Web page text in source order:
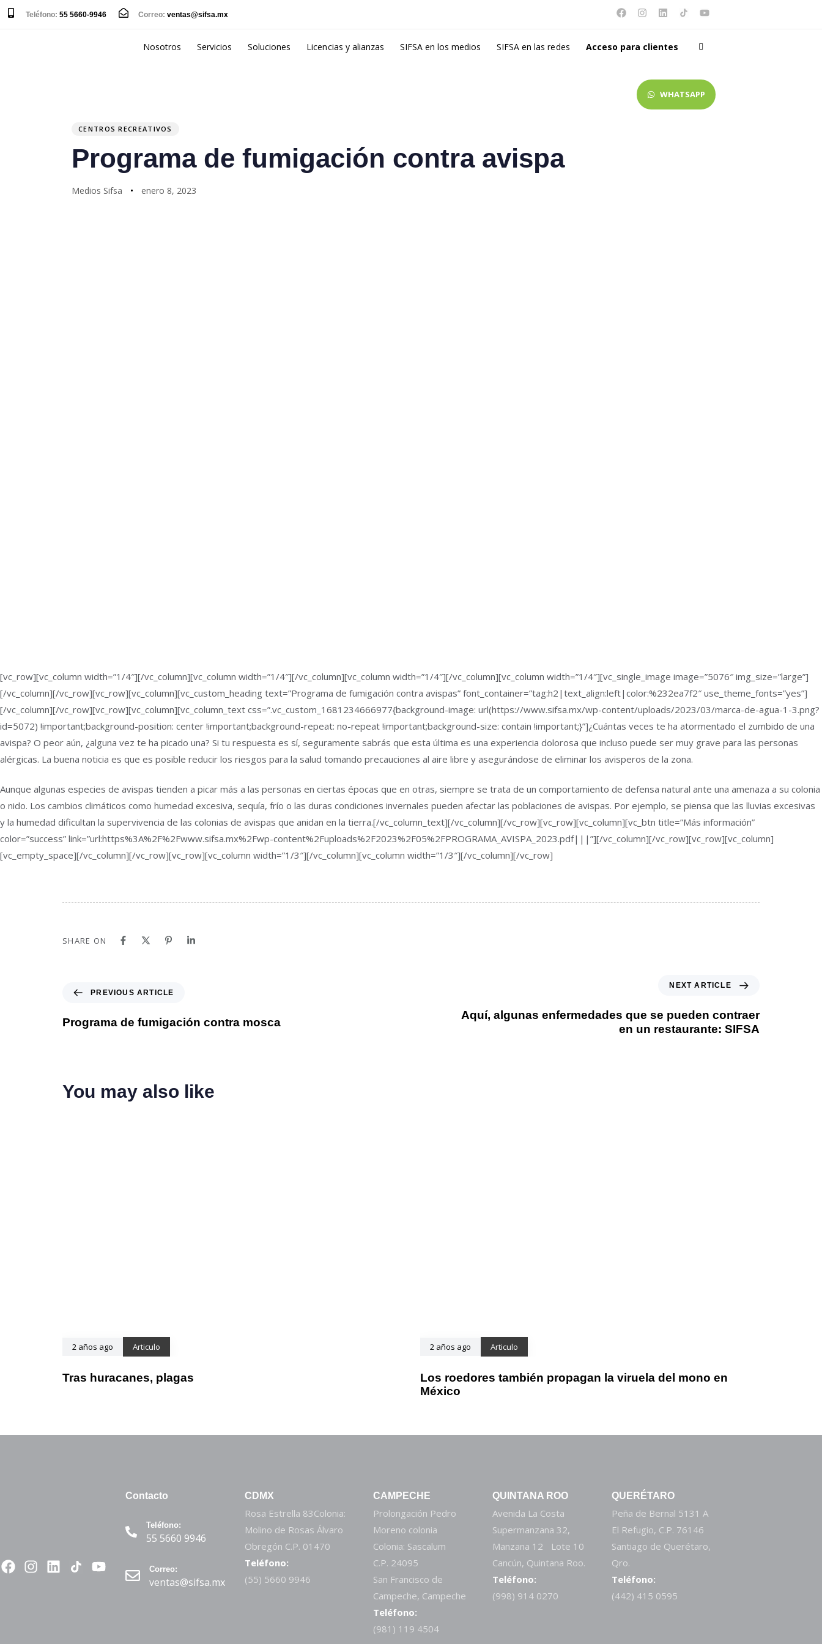
Teléfono: 55 5660-9946 Correo: ventas@sifsa.mx
Nosotros Servicios Soluciones Licencias y alianzas SIFSA en los medios SIFSA en las redes Acceso para clientes
WHATSAPP
CENTROS RECREATIVOS
Programa de fumigación contra avispa
Medios Sifsa enero 8, 2023
[vc_row][vc_column width=”1/4″][/vc_column][vc_column width=”1/4″][/vc_column][vc_column width=”1/4″][/vc_column][vc_column width=”1/4″][vc_single_image image=”5076″ img_size=”large”]
[/vc_column][/vc_row][vc_row][vc_column][vc_custom_heading text=”Programa de fumigación contra avispas” font_container=”tag:h2|text_align:left|color:%232ea7f2″ use_theme_fonts=”yes”]
[/vc_column][/vc_row][vc_row][vc_column][vc_column_text css=”.vc_custom_1681234666977{background-image: url(https://www.sifsa.mx/wp-content/uploads/2023/03/marca-de-agua-1-3.png?
id=5072) !important;background-position: center !important;background-repeat: no-repeat !important;background-size: contain !important;}”]¿Cuántas veces te ha atormentado el zumbido de una
avispa? O peor aún, ¿alguna vez te ha picado una? Si tu respuesta es sí, seguramente sabrás que esta última es una experiencia dolorosa que incluso puede ser muy grave para las personas
alérgicas. La buena noticia es que es posible reducir los riesgos para la salud tomando precauciones al aire libre y asegurándose de eliminar los avisperos de la zona.
Aunque algunas especies de avispas tienden a picar más a las personas en ciertas épocas que en otras, siempre se trata de un comportamiento de defensa natural ante una amenaza a su colonia
o nido. Los cambios climáticos como humedad excesiva, sequía, frío o las duras condiciones invernales pueden afectar las poblaciones de avispas. Por ejemplo, se piensa que las lluvias excesivas
y la humedad dificultan la supervivencia de las colonias de avispas que anidan en la tierra.[/vc_column_text][/vc_column][/vc_row][vc_row][vc_column][vc_btn title=”Más información”
color=”success” link=”url:https%3A%2F%2Fwww.sifsa.mx%2Fwp-content%2Fuploads%2F2023%2F05%2FPROGRAMA_AVISPA_2023.pdf|||”][/vc_column][/vc_row][vc_row][vc_column]
[vc_empty_space][/vc_column][/vc_row][vc_row][vc_column width=”1/3″][/vc_column][vc_column width=”1/3″][/vc_column][/vc_row]
SHARE ON
PREVIOUS ARTICLE
Programa de fumigación contra mosca
NEXT ARTICLE
Aquí, algunas enfermedades que se pueden contraer
en un restaurante: SIFSA
You may also like
2 años ago Articulo
Tras huracanes, plagas
2 años ago Articulo
Los roedores también propagan la viruela del mono en
México
Contacto
Teléfono:
55 5660 9946
Correo:
ventas@sifsa.mx
CDMX
Rosa Estrella 83Colonia:
Molino de Rosas Álvaro
Obregón C.P. 01470
Teléfono:
(55) 5660 9946
CAMPECHE
Prolongación Pedro
Moreno colonia
Colonia: Sascalum
C.P. 24095
San Francisco de
Campeche, Campeche
Teléfono:
(981) 119 4504
QUINTANA ROO
Avenida La Costa
Supermanzana 32,
Manzana 12 Lote 10
Cancún, Quintana Roo.
Teléfono:
(998) 914 0270
QUERÉTARO
Peña de Bernal 5131 A
El Refugio, C.P. 76146
Santiago de Querétaro,
Qro.
Teléfono:
(442) 415 0595